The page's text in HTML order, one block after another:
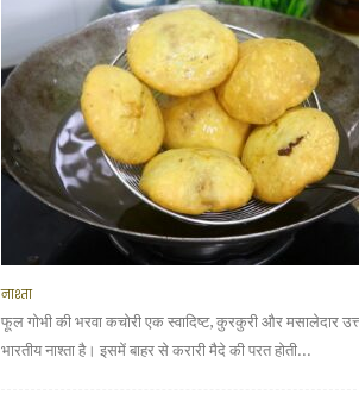
नाश्ता
फूल गोभी की भरवा कचोरी एक स्वादिष्ट, कुरकुरी और मसालेदार
भारतीय नाश्ता है। इसमें बाहर से करारी मैदे की परत होती...